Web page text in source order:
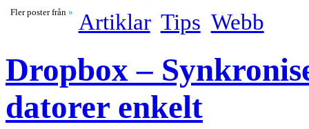
Fler poster från» Artiklar Tips Webb
Dropbox –
datorer enkelt